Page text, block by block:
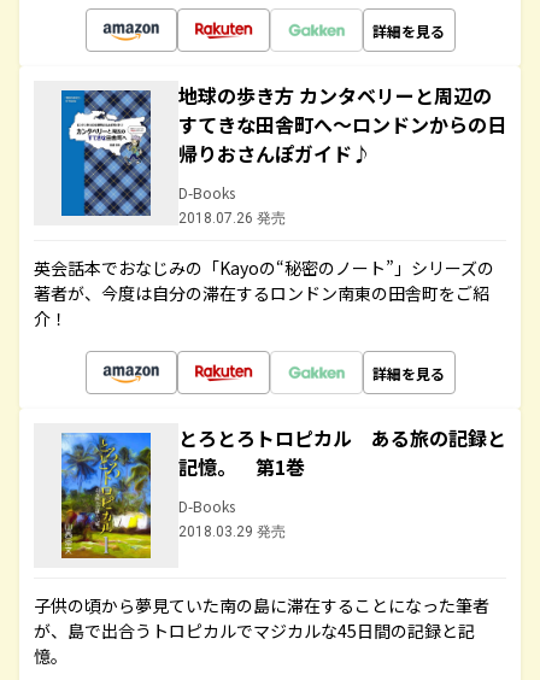
詳細を見る
地球の歩き方 カンタベリーと周辺の
すてきな田舎町へ～ロンドンからの日
帰りおさんぽガイド♪
D-Books
2018.07.26 発売
英会話本でおなじみの「Kayoの“秘密のノート”」シリーズの
著者が、今度は自分の滞在するロンドン南東の田舎町をご紹
介！
詳細を見る
とろとろトロピカル ある旅の記録と
記憶。 第1巻
D-Books
2018.03.29 発売
子供の頃から夢見ていた南の島に滞在することになった筆者
が、島で出合うトロピカルでマジカルな45日間の記録と記
憶。